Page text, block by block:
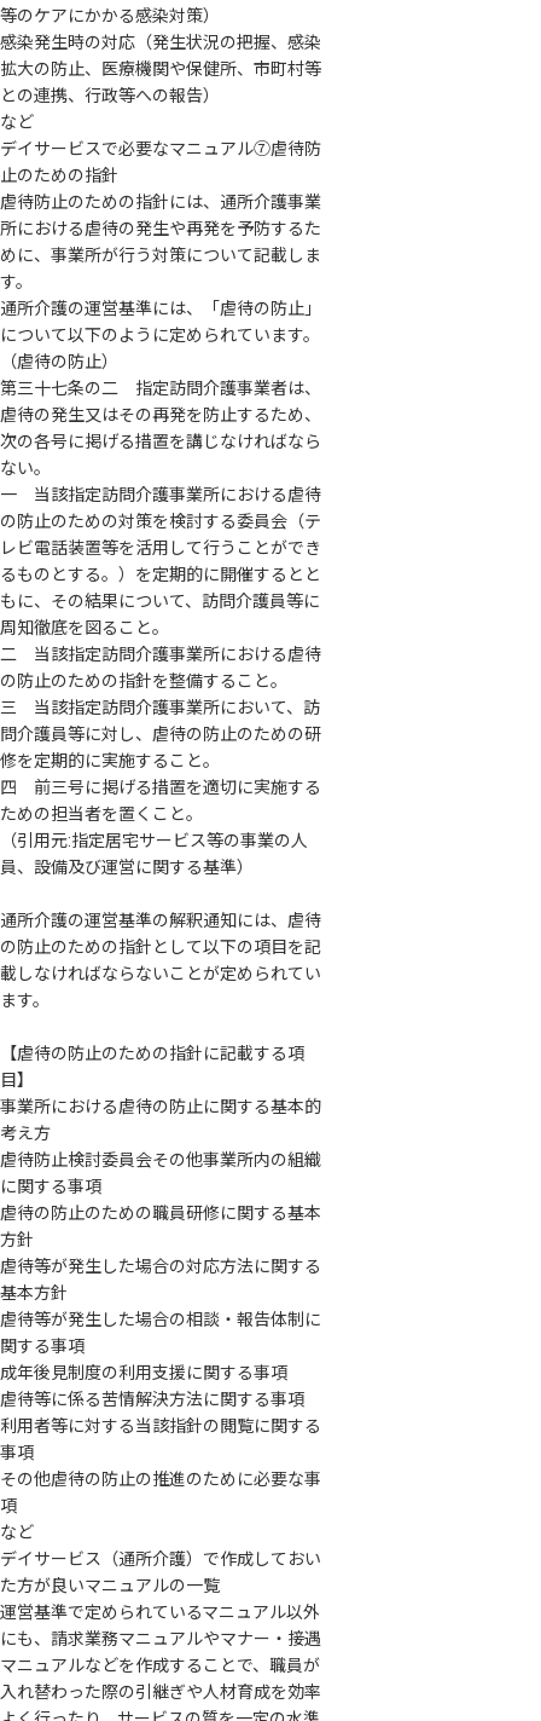
等のケアにかかる感染対策）
感染発生時の対応（発生状況の把握、感染
拡大の防止、医療機関や保健所、市町村等
との連携、行政等への報告）
など
デイサービスで必要なマニュアル⑦虐待防
止のための指針
虐待防止のための指針には、通所介護事業
所における虐待の発生や再発を予防するた
めに、事業所が行う対策について記載しま
す。
通所介護の運営基準には、「虐待の防止」
について以下のように定められています。
（虐待の防止）
第三十七条の二 指定訪問介護事業者は、
虐待の発生又はその再発を防止するため、
次の各号に掲げる措置を講じなければなら
ない。
一 当該指定訪問介護事業所における虐待
の防止のための対策を検討する委員会（テ
レビ電話装置等を活用して行うことができ
るものとする。）を定期的に開催するとと
もに、その結果について、訪問介護員等に
周知徹底を図ること。
二 当該指定訪問介護事業所における虐待
の防止のための指針を整備すること。
三 当該指定訪問介護事業所において、訪
問介護員等に対し、虐待の防止のための研
修を定期的に実施すること。
四 前三号に掲げる措置を適切に実施する
ための担当者を置くこと。
（引用元:指定居宅サービス等の事業の人
員、設備及び運営に関する基準）
通所介護の運営基準の解釈通知には、虐待
の防止のための指針として以下の項目を記
載しなければならないことが定められてい
ます。
【虐待の防止のための指針に記載する項
目】
事業所における虐待の防止に関する基本的
考え方
虐待防止検討委員会その他事業所内の組織
に関する事項
虐待の防止のための職員研修に関する基本
方針
虐待等が発生した場合の対応方法に関する
基本方針
虐待等が発生した場合の相談・報告体制に
関する事項
成年後見制度の利用支援に関する事項
虐待等に係る苦情解決方法に関する事項
利用者等に対する当該指針の閲覧に関する
事項
その他虐待の防止の推進のために必要な事
項
など
デイサービス（通所介護）で作成しておい
た方が良いマニュアルの一覧
運営基準で定められているマニュアル以外
にも、請求業務マニュアルやマナー・接遇
マニュアルなどを作成することで、職員が
入れ替わった際の引継ぎや人材育成を効率